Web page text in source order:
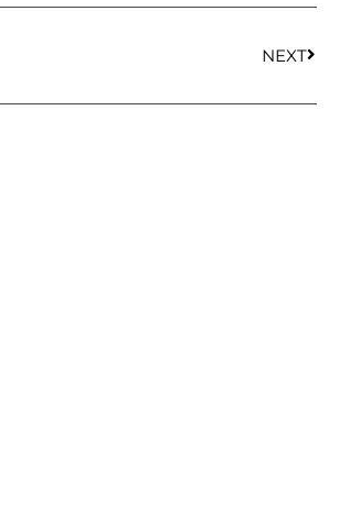
NEXT